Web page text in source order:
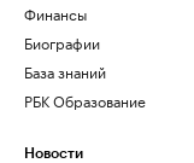
Финансы
Биографии
База знаний
РБК Образование
Новости